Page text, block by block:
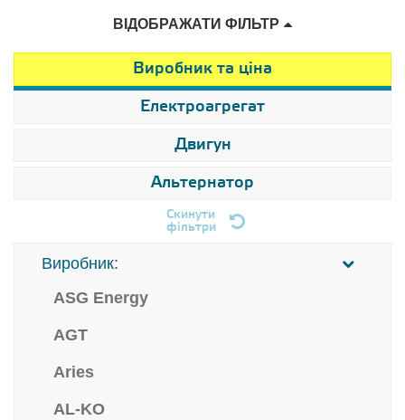
ВІДОБРАЖАТИ ФІЛЬТР
Виробник та ціна
Електроагрегат
Двигун
Альтернатор
Скинути
фільтри
Виробник:
ASG Energy
AGT
Aries
AL-KO